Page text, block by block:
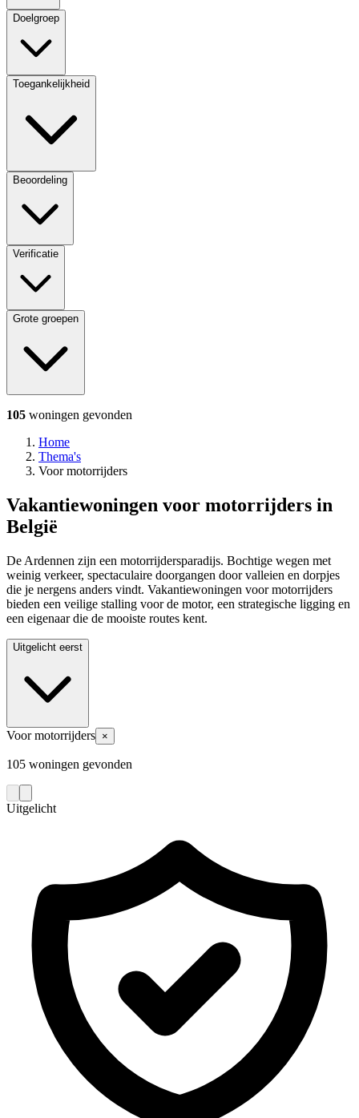
Doelgroep
Toegankelijkheid
Beoordeling
Verificatie
Grote groepen
105 woningen gevonden
Home
Thema's
Voor motorrijders
Vakantiewoningen voor motorrijders in
België
De Ardennen zijn een motorrijdersparadijs. Bochtige wegen met
weinig verkeer, spectaculaire doorgangen door valleien en dorpjes
die je nergens anders vindt. Vakantiewoningen voor motorrijders
bieden een veilige stalling voor de motor, een strategische ligging en
een eigenaar die de mooiste routes kent.
Uitgelicht eerst
Voor motorrijders ×
105 woningen gevonden
Uitgelicht